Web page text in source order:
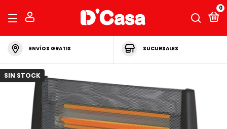
0
ENVÍOS GRATIS SUCURSALES
SIN STOCK